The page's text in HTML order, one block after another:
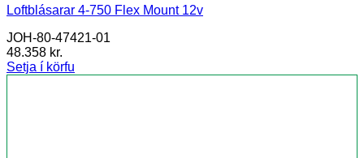
Loftblásarar 4-750 Flex Mount 12v
JOH-80-47421-01
48.358 kr.
Setja í körfu